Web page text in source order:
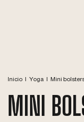
Inicio | Yoga | Mini
MINI